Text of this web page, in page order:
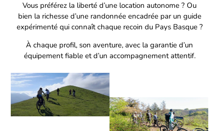
Vous préférez la liberté d’une location autonome ? Ou
bien la richesse d’une randonnée encadrée par un guide
expérimenté qui connaît chaque recoin du Pays Basque ?
À chaque profil, son aventure, avec la garantie d’un
équipement fiable et d’un accompagnement attentif.